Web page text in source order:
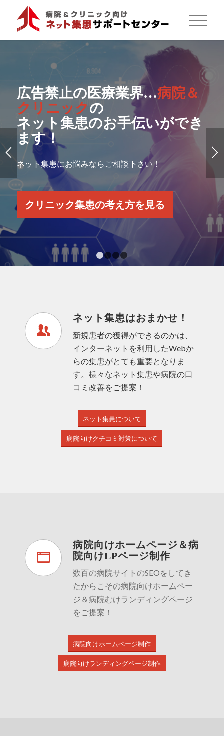
広告禁止の医療業界…病院＆
クリニックの
ネット集患のお手伝いができ
ます！
ネット集患にお悩みならご相談下さい！
クリニック集患の考え方を見る
ネット集患はおまかせ！
新規患者の獲得ができるのかは、
インターネットを利用したWebか
らの集患がとても重要となりま
す。様々なネット集患や病院の口
コミ改善をご提案！
ネット集患について
病院向けクチコミ対策について
病院向けホームページ＆病
院向けLPページ制作
数百の病院サイトのSEOをしてき
たからこその病院向けホームペー
ジ＆病院むけランディングページ
をご提案！
病院向けホームページ制作
病院向けランディングページ制作